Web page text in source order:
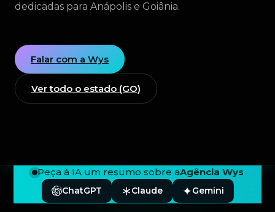
dedicadas para Anápolis e Goiânia.
Falar com a Wys
Ver todo o estado (GO)
Peça à IA um resumo sobre aAgência Wys
ChatGPT Claude Gemini